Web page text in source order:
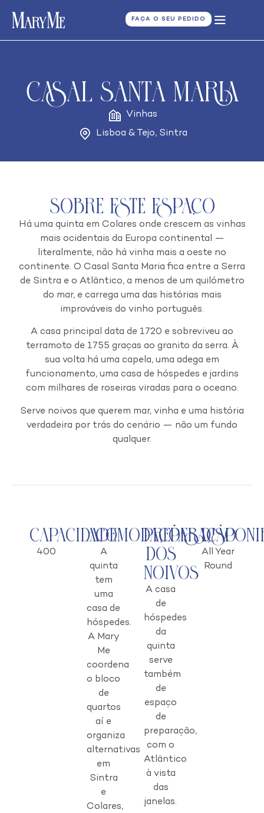
FAÇA O SEU PEDIDO
Casal Santa Maria
Vinhas
Lisboa & Tejo, Sintra
Sobre este espaço
Há uma quinta em Colares onde crescem as vinhas
mais ocidentais da Europa continental —
literalmente, não há vinha mais a oeste no
continente. O Casal Santa Maria fica entre a Serra
de Sintra e o Atlântico, a menos de um quilómetro
do mar, e carrega uma das histórias mais
improváveis do vinho português.
A casa principal data de 1720 e sobreviveu ao
terramoto de 1755 graças ao granito da serra. À
sua volta há uma capela, uma adega em
funcionamento, uma casa de hóspedes e jardins
com milhares de roseiras viradas para o oceano.
Serve noivos que querem mar, vinha e uma história
verdadeira por trás do cenário — não um fundo
qualquer.
Capacidade
400
Acomodações
A
quinta
tem
uma
casa de
hóspedes.
A Mary
Me
coordena
o bloco
de
quartos
aí e
organiza
alternativas
em
Sintra
e
Colares,
Preparação
dos
Noivos
A casa
de
hóspedes
da
quinta
serve
também
de
espaço
de
preparação,
com o
Atlântico
à vista
das
janelas.
All Year
Round